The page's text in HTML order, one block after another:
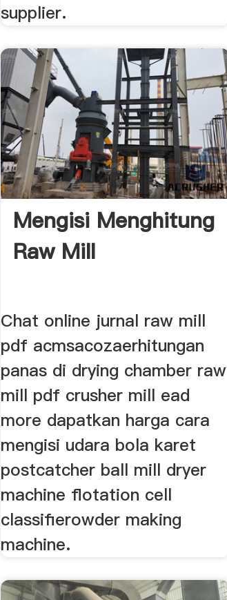
supplier.
Mengisi Menghitung
Raw Mill
Chat online jurnal raw mill
pdf acmsacozaerhitungan
panas di drying chamber raw
mill pdf crusher mill ead
more dapatkan harga cara
mengisi udara bola karet
postcatcher ball mill dryer
machine flotation cell
classifierowder making
machine.